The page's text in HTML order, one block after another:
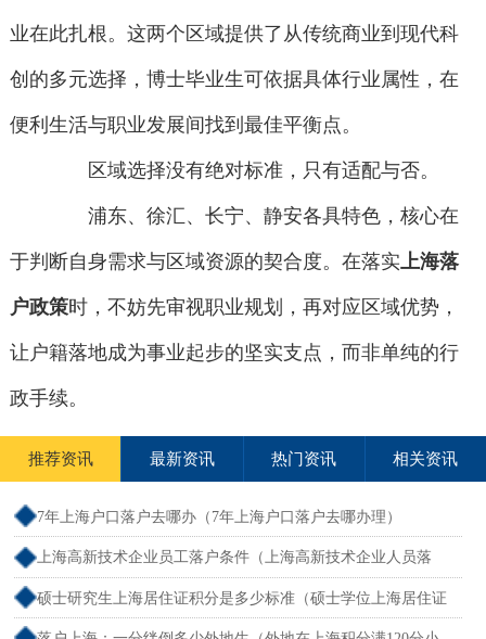
业在此扎根。这两个区域提供了从传统商业到现代科
创的多元选择，博士毕业生可依据具体行业属性，在
便利生活与职业发展间找到最佳平衡点。
区域选择没有绝对标准，只有适配与否。
浦东、徐汇、长宁、静安各具特色，核心在
于判断自身需求与区域资源的契合度。在落实上海落
户政策时，不妨先审视职业规划，再对应区域优势，
让户籍落地成为事业起步的坚实支点，而非单纯的行
政手续。
推荐资讯 最新资讯 热门资讯 相关资讯
7年上海户口落户去哪办（7年上海户口落户去哪办理）
上海高新技术企业员工落户条件（上海高新技术企业人员落
户）
硕士研究生上海居住证积分是多少标准（硕士学位上海居住证